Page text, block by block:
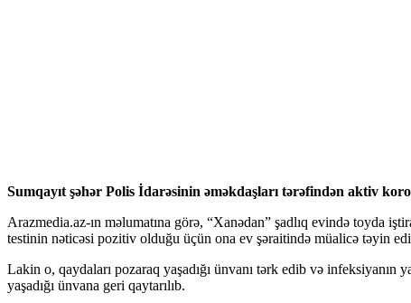
Sumqayıt şəhər Polis İdarəsinin əməkdaşları tərəfindən aktiv
Arazmedia.az-ın məlumatına görə, “Xanədan” şadlıq evində toyda
testinin nəticəsi pozitiv olduğu üçün ona ev şəraitində müalicə təyin
Lakin o, qaydaları pozaraq yaşadığı ünvanı tərk edib və infeksiyanın
yaşadığı ünvana geri qaytarılıb.